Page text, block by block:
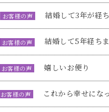
お客様の声 結婚して3年が経
お客様の声 結婚して5年経ち
お客様の声 嬉しいお便り
お客様の声 これから幸せにな